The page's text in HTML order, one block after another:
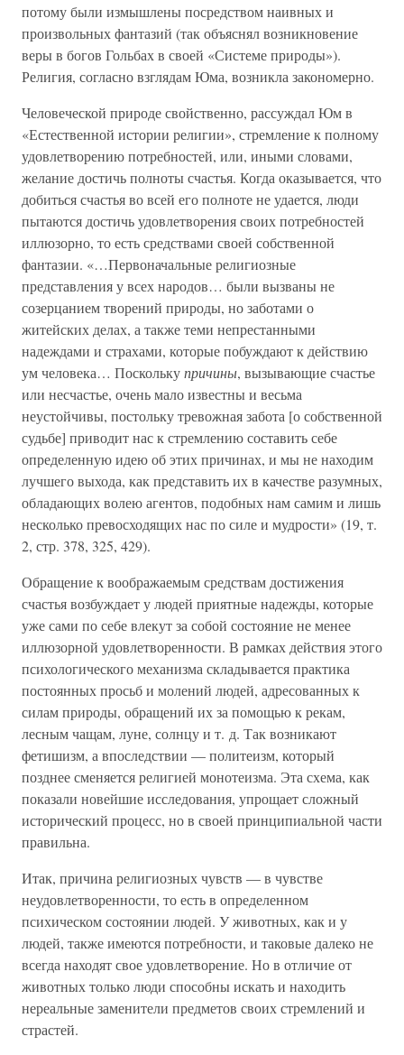
потому были измышлены посредством наивных и
произвольных фантазий (так объяснял возникновение
веры в богов Гольбах в своей «Системе природы»).
Религия, согласно взглядам Юма, возникла закономерно.
Человеческой природе свойственно, рассуждал Юм в
«Естественной истории религии», стремление к полному
удовлетворению потребностей, или, иными словами,
желание достичь полноты счастья. Когда оказывается, что
добиться счастья во всей его полноте не удается, люди
пытаются достичь удовлетворения своих потребностей
иллюзорно, то есть средствами своей собственной
фантазии. «…Первоначальные религиозные
представления у всех народов… были вызваны не
созерцанием творений природы, но заботами о
житейских делах, а также теми непрестанными
надеждами и страхами, которые побуждают к действию
ум человека… Посколькупричины, вызывающие счастье
или несчастье, очень мало известны и весьма
неустойчивы, постольку тревожная забота [о собственной
судьбе] приводит нас к стремлению составить себе
определенную идею об этих причинах, и мы не находим
лучшего выхода, как представить их в качестве разумных,
обладающих волею агентов, подобных нам самим и лишь
несколько превосходящих нас по силе и мудрости» (19, т.
2, стр. 378, 325, 429).
Обращение к воображаемым средствам достижения
счастья возбуждает у людей приятные надежды, которые
уже сами по себе влекут за собой состояние не менее
иллюзорной удовлетворенности. В рамках действия этого
психологического механизма складывается практика
постоянных просьб и молений людей, адресованных к
силам природы, обращений их за помощью к рекам,
лесным чащам, луне, солнцу и т. д. Так возникают
фетишизм, а впоследствии — политеизм, который
позднее сменяется религией монотеизма. Эта схема, как
показали новейшие исследования, упрощает сложный
исторический процесс, но в своей принципиальной части
правильна.
Итак, причина религиозных чувств — в чувстве
неудовлетворенности, то есть в определенном
психическом состоянии людей. У животных, как и у
людей, также имеются потребности, и таковые далеко не
всегда находят свое удовлетворение. Но в отличие от
животных только люди способны искать и находить
нереальные заменители предметов своих стремлений и
страстей.